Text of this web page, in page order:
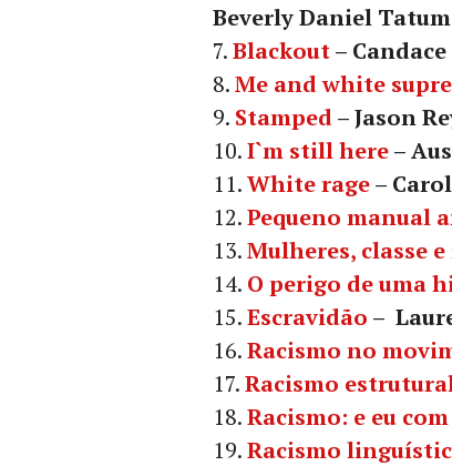
Beverly Daniel Tatum
Blackout–
Me and white
Stamped– Jason
I`m still here–
White rage–
Pequeno manual
Mulheres, classe e
O perigo de uma
Escravidão –
Racismo no
Racismo
Racismo: e eu
Racismo